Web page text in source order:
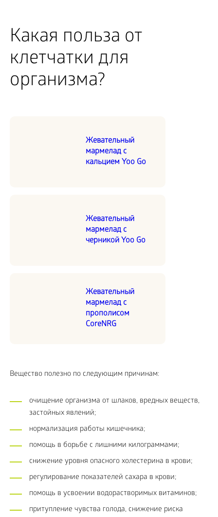
Какая польза от
клетчатки для
организма?
Жевательный
мармелад с
кальцием Yoo Go
Жевательный
мармелад с
черникой Yoo Go
Жевательный
мармелад с
прополисом
CoreNRG
Вещество полезно по следующим причинам:
очищение организма от шлаков, вредных веществ,
застойных явлений;
нормализация работы кишечника;
помощь в борьбе с лишними килограммами;
снижение уровня опасного холестерина в крови;
регулирование показателей сахара в крови;
помощь в усвоении водорастворимых витаминов;
притупление чувства голода, снижение риска